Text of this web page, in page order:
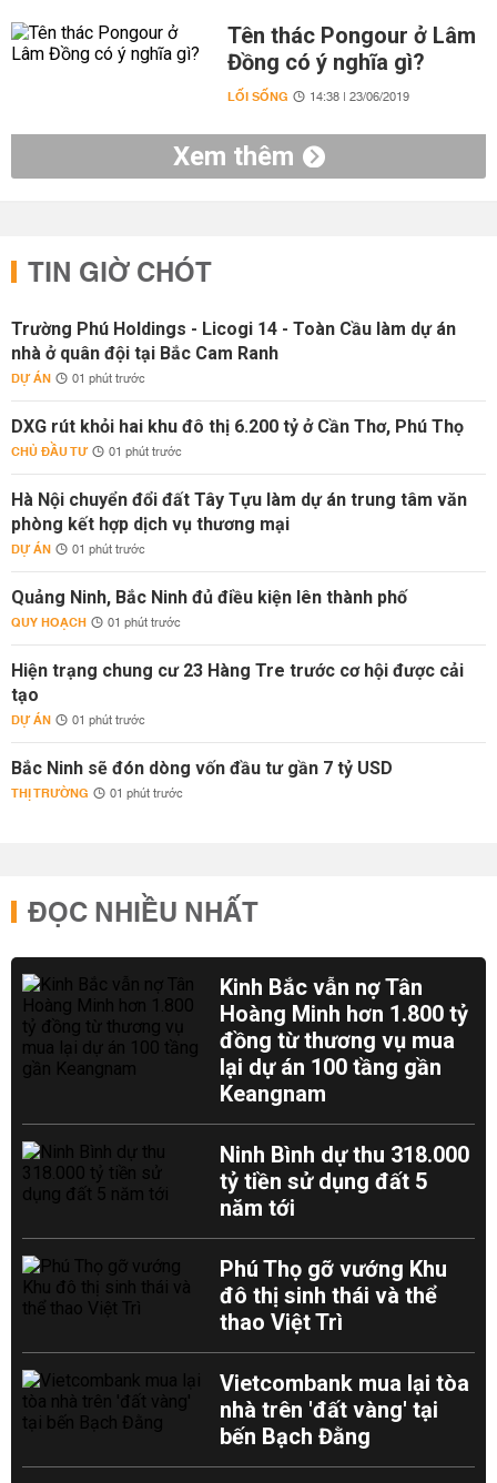
Tên thác Pongour ở Lâm
Đồng có ý nghĩa gì?
LỐI SỐNG 14:38 | 23/06/2019
Xem thêm
TIN GIỜ CHÓT
Trường Phú Holdings - Licogi 14 - Toàn Cầu làm dự án
nhà ở quân đội tại Bắc Cam Ranh
DỰ ÁN 01 phút trước
DXG rút khỏi hai khu đô thị 6.200 tỷ ở Cần Thơ, Phú Thọ
CHỦ ĐẦU TƯ 01 phút trước
Hà Nội chuyển đổi đất Tây Tựu làm dự án trung tâm văn
phòng kết hợp dịch vụ thương mại
DỰ ÁN 01 phút trước
Quảng Ninh, Bắc Ninh đủ điều kiện lên thành phố
QUY HOẠCH 01 phút trước
Hiện trạng chung cư 23 Hàng Tre trước cơ hội được cải
tạo
DỰ ÁN 01 phút trước
Bắc Ninh sẽ đón dòng vốn đầu tư gần 7 tỷ USD
THỊ TRƯỜNG 01 phút trước
ĐỌC NHIỀU NHẤT
Kinh Bắc vẫn nợ Tân
Hoàng Minh hơn 1.800 tỷ
đồng từ thương vụ mua
lại dự án 100 tầng gần
Keangnam
Ninh Bình dự thu 318.000
tỷ tiền sử dụng đất 5
năm tới
Phú Thọ gỡ vướng Khu
đô thị sinh thái và thể
thao Việt Trì
Vietcombank mua lại tòa
nhà trên 'đất vàng' tại
bến Bạch Đằng